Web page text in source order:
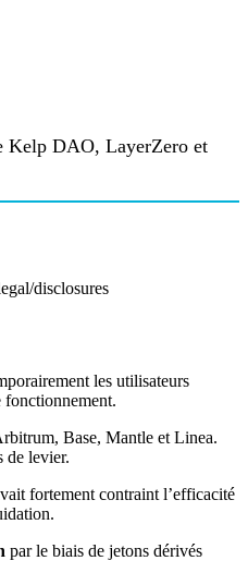
Kelp DAO, LayerZero et
disclosures
les utilisateurs
fonctionnement.
Base, Mantle et Linea.
de levier.
fortement contraint l’efficacité
par le biais de jetons dérivés